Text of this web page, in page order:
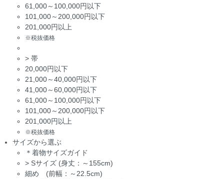
61,000～100,000円以下
101,000～200,000円以下
201,000円以上
※税抜価格
> 帯
20,000円以下
21,000～40,000円以下
41,000～60,000円以下
61,000～100,000円以下
101,000～200,000円以下
201,000円以上
※税抜価格
サイズから選ぶ
＊着物サイズガイド
> Sサイズ (身丈：～155cm)
細め (前幅：～22.5cm)